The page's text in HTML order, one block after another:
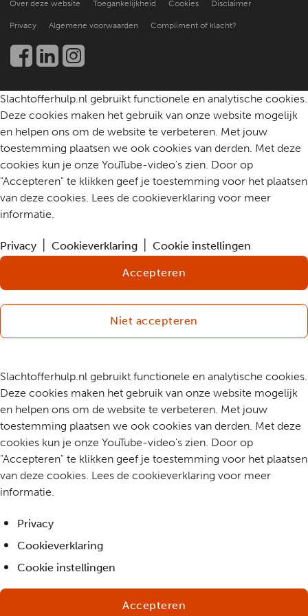
Beter leren helpen
Kennis en onderzoek
Een slachtoffer helpen
Nieuws en publicaties
Werken bij
Community
Over deze website Toegankelijkheid Cookies Disclaimer
Privacy Algemene voorwaarden Compliment of klacht?
Slachtofferhulp.nl gebruikt functionele en analytische cookies.
Deze cookies maken het gebruik van onze website mogelijk
en helpen ons om de website te verbeteren. Met jouw
toestemming plaatsen we ook cookies van derden. Met deze
cookies kun je onze YouTube-video's zien. Door op
"Accepteren" te klikken geef je toestemming voor het plaatsen
van deze cookies. Lees de cookieverklaring voor meer
informatie.
Privacy Cookieverklaring Cookie instellingen
Accepteren
Niet accepteren
Slachtofferhulp.nl gebruikt functionele en analytische cookies.
Deze cookies maken het gebruik van onze website mogelijk
en helpen ons om de website te verbeteren. Met jouw
toestemming plaatsen we ook cookies van derden. Met deze
cookies kun je onze YouTube-video's zien. Door op
"Accepteren" te klikken geef je toestemming voor het plaatsen
van deze cookies. Lees de cookieverklaring voor meer
informatie.
Privacy
Cookieverklaring
Cookie instellingen
Accepteren